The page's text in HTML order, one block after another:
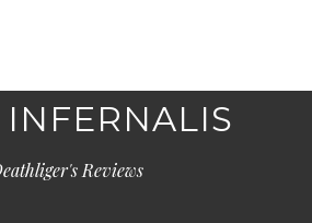
INFERNALIS
Reviews